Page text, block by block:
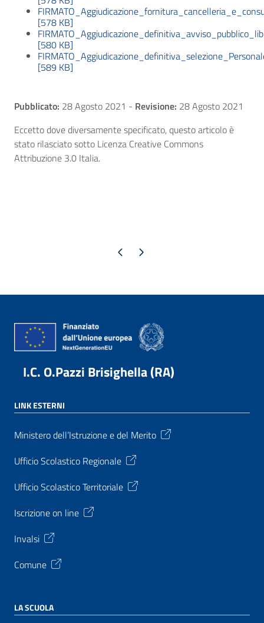
[578 KB]
[580 KB]
[589 KB]
Pubblicato: 28 Agosto 2021 - Revisione: 28 Agosto 2021
Eccetto dove diversamente specificato, questo articolo è
stato rilasciato sotto Licenza Creative Commons
Attribuzione 3.0 Italia.
Pagina precedente
Pagina successiva
I.C. O.Pazzi Brisighella (RA)
LINK ESTERNI
Ministero dell’Istruzione e del Merito
Ufficio Scolastico Regionale
Ufficio Scolastico Territoriale
Iscrizione on line
Invalsi
Comune
LA SCUOLA